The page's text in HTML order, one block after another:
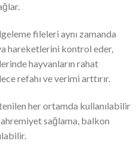
fileleri aynı zamanda
hareketlerini kontrol eder,
hayvanların rahat
refahı ve verimi arttırır.
her ortamda kullanılabilir
sağlama, balkon